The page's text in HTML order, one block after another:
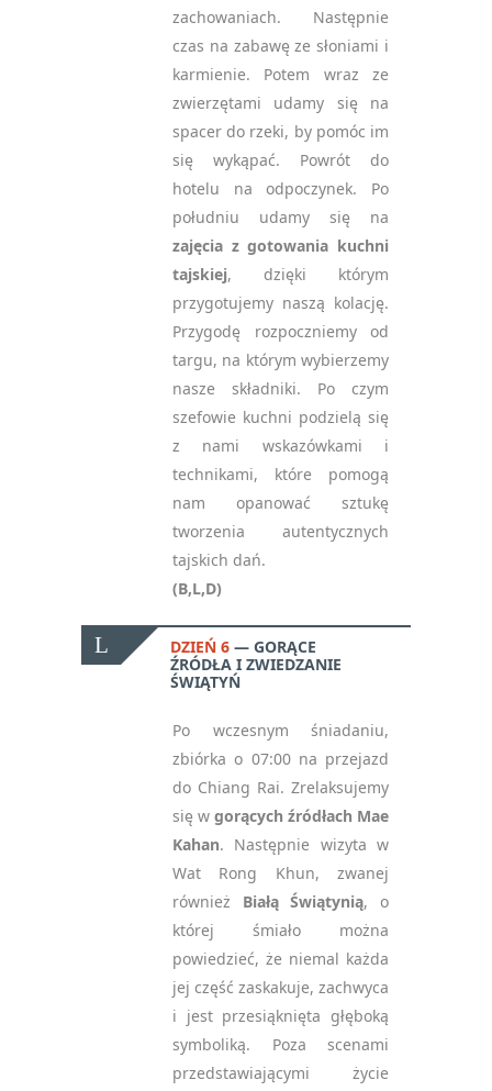
zachowaniach. Następnie
czas na zabawę ze słoniami i
karmienie. Potem wraz ze
zwierzętami udamy się na
spacer do rzeki, by pomóc im
się wykąpać. Powrót do
hotelu na odpoczynek. Po
południu udamy się na
zajęcia z gotowania kuchni
tajskiej, dzięki którym
przygotujemy naszą kolację.
Przygodę rozpoczniemy od
targu, na którym wybierzemy
nasze składniki. Po czym
szefowie kuchni podzielą się
z nami wskazówkami i
technikami, które pomogą
nam opanować sztukę
tworzenia autentycznych
tajskich dań.
(B,L,D)
DZIEŃ 6
GORĄCE
ŹRÓDŁA I ZWIEDZANIE
ŚWIĄTYŃ
Po wczesnym śniadaniu,
zbiórka o 07:00 na przejazd
do Chiang Rai. Zrelaksujemy
się w gorących źródłach Mae
Kahan. Następnie wizyta w
Wat Rong Khun, zwanej
również Białą Świątynią, o
której śmiało można
powiedzieć, że niemal każda
jej część zaskakuje, zachwyca
i jest przesiąknięta głęboką
symboliką. Poza scenami
przedstawiającymi życie